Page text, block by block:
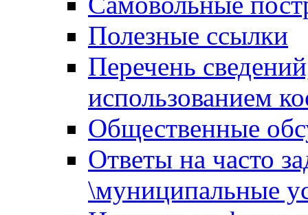
Полезные ссылки
Перечень
использованием
Общественные
Ответы на часто
\муниципальные